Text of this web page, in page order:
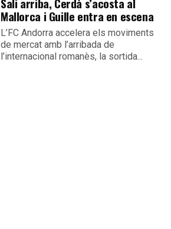
Mallorca i Guille entra en escena
L’FC Andorra accelera els moviments
de mercat amb l’arribada de
l’internacional romanès, la sortida...